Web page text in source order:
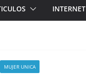
MUJER UNICA